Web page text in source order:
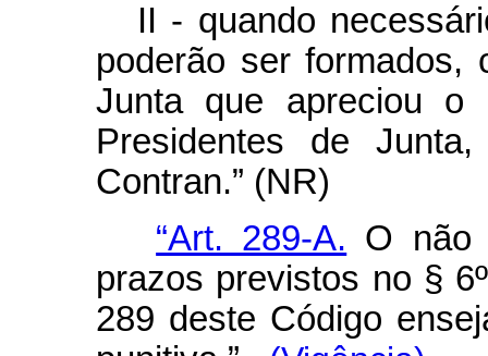
II - quando
poderão ser formados,
Junta que apreciou
Presidentes de
Contran.” (NR)
“Art. 289-A. O não
prazos previstos no §
289 deste Código